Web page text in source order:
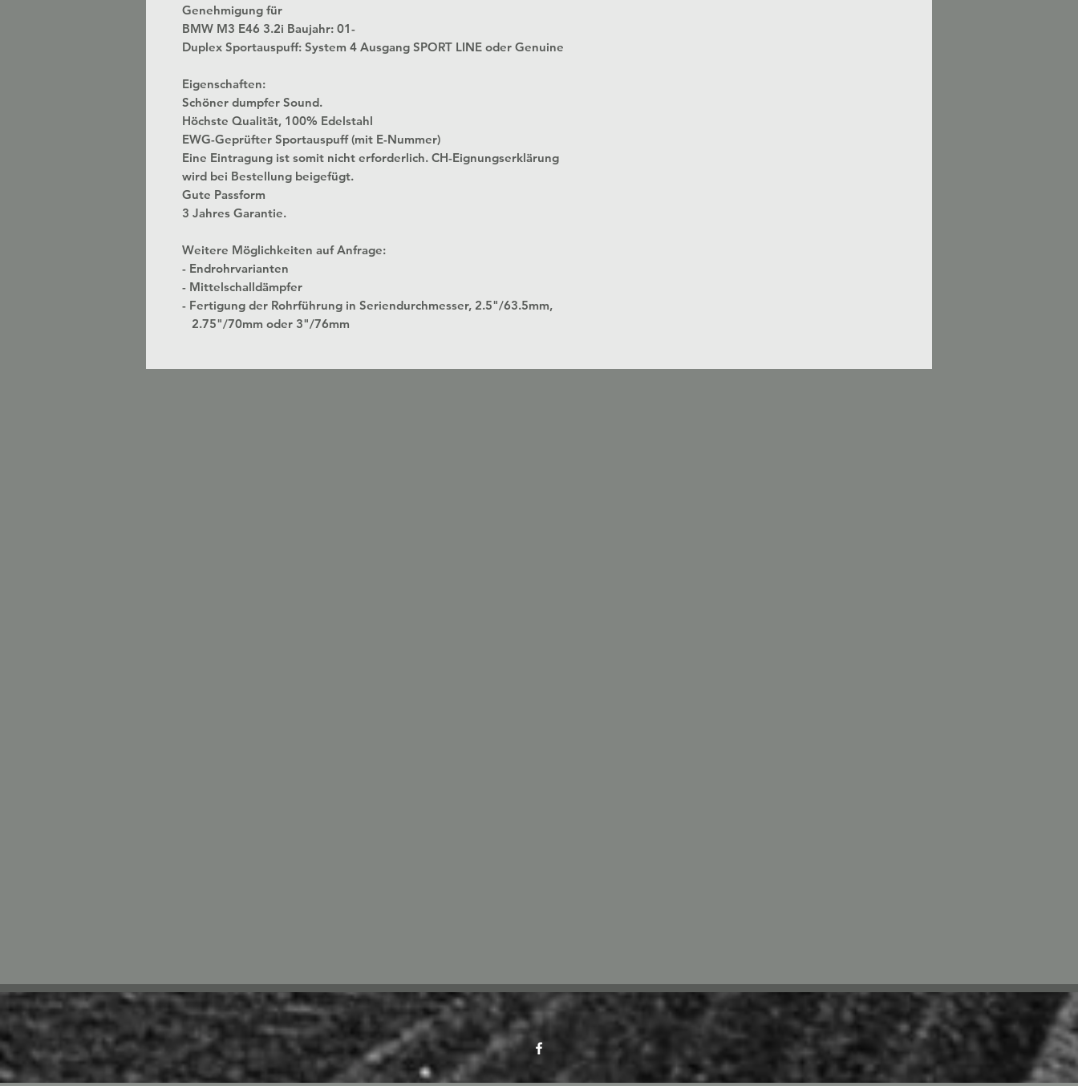
Genehmigung für
BMW M3 E46 3.2i Baujahr: 01-
Duplex Sportauspuff: System 4 Ausgang SPORT LINE oder Genuine
Eigenschaften:
Schöner dumpfer Sound.
Höchste Qualität, 100% Edelstahl
EWG-Geprüfter Sportauspuff (mit E-Nummer)
Eine Eintragung ist somit nicht erforderlich. CH-Eignungserklärung
wird bei Bestellung beigefügt.
Gute Passform
3 Jahres Garantie.
Weitere Möglichkeiten auf Anfrage:
- Endrohrvarianten
- Mittelschalldämpfer
- Fertigung der Rohrführung in Seriendurchmesser, 2.5"/63.5mm,
2.75"/70mm oder 3"/76mm